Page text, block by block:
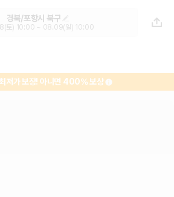
포항시 렌터카 가격비
1위 카모아
경북/포항시 북구
토) 10:00 ~ 08.09(일) 10:00
저가 보장! 아니면 400% 보상